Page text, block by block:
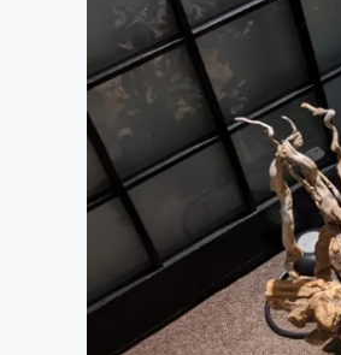
映像・映画
ビジネス・起
まちづくり